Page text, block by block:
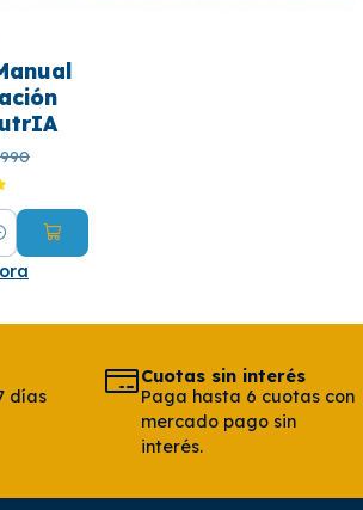
días
Cuotas sin interés
Paga hasta 6 cuotas con
mercado pago sin
interés.